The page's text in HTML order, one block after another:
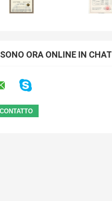
SONO ORA ONLINE IN CHAT